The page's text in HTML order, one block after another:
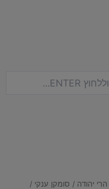
הרי יהודה / סומקן ענקי /